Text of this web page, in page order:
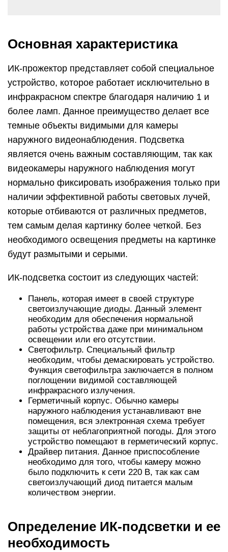
Основная характеристика
ИК-прожектор представляет собой специальное
устройство, которое работает исключительно в
инфракрасном спектре благодаря наличию 1 и
более ламп. Данное преимущество делает все
темные объекты видимыми для камеры
наружного видеонаблюдения. Подсветка
является очень важным составляющим, так как
видеокамеры наружного наблюдения могут
нормально фиксировать изображения только при
наличии эффективной работы световых лучей,
которые отбиваются от различных предметов,
тем самым делая картинку более четкой. Без
необходимого освещения предметы на картинке
будут размытыми и серыми.
ИК-подсветка состоит из следующих частей:
Панель, которая имеет в своей структуре
светоизлучающие диоды. Данный элемент
необходим для обеспечения нормальной
работы устройства даже при минимальном
освещении или его отсутствии.
Светофильтр. Специальный фильтр
необходим, чтобы демаскировать устройство.
Функция светофильтра заключается в полном
поглощении видимой составляющей
инфракрасного излучения.
Герметичный корпус. Обычно камеры
наружного наблюдения устанавливают вне
помещения, вся электронная схема требует
защиты от неблагоприятной погоды. Для этого
устройство помещают в герметический корпус.
Драйвер питания. Данное приспособление
необходимо для того, чтобы камеру можно
было подключить к сети 220 В, так как сам
светоизлучающий диод питается малым
количеством энергии.
Определение ИК-подсветки и ее
необходимость